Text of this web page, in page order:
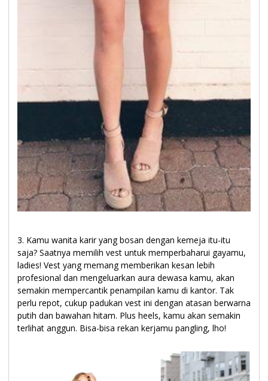
3. Kamu wanita karir yang bosan dengan kemeja itu-itu
saja? Saatnya memilih vest untuk memperbaharui gayamu,
ladies! Vest yang memang memberikan kesan lebih
profesional dan mengeluarkan aura dewasa kamu, akan
semakin mempercantik penampilan kamu di kantor. Tak
perlu repot, cukup padukan vest ini dengan atasan berwarna
putih dan bawahan hitam. Plus heels, kamu akan semakin
terlihat anggun. Bisa-bisa rekan kerjamu pangling, lho!